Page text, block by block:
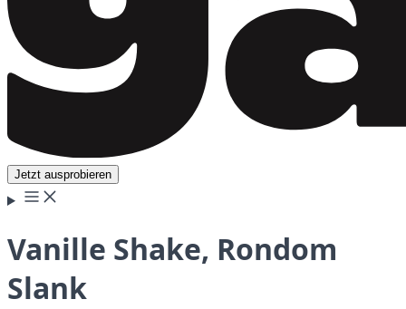
Jetzt ausprobieren
Vanille Shake, Rondom
Slank